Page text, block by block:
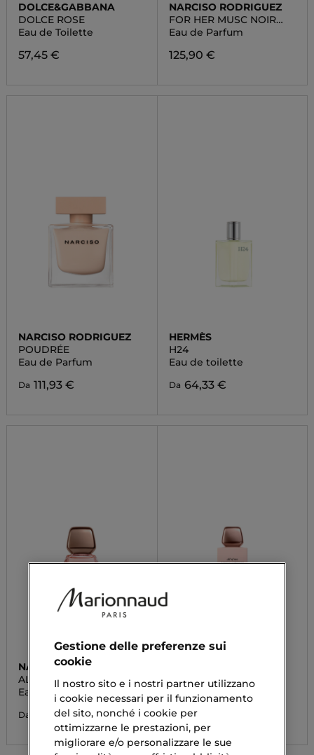
DOLCE&GABBANA
DOLCE ROSE
Eau de Toilette
57,45 €
NARCISO RODRIGUEZ
FOR HER MUSC NOIR
ROSE
Eau de Parfum
125,90 €
NARCISO RODRIGUEZ
POUDRÉE
Eau de Parfum
Da 111,93 €
HERMÈS
H24
Eau de toilette
Da 64,33 €
NARCISO RODRIGUEZ
ALL OF ME FLORAL
Eau De Parfum
Da 55,30 €
ALL OF ME
Lozione Corpo
44,73 €
Gestione delle preferenze sui
cookie
Il nostro sito e i nostri partner utilizzano
i cookie necessari per il funzionamento
del sito, nonché i cookie per
ottimizzarne le prestazioni, per
migliorare e/o personalizzare le sue